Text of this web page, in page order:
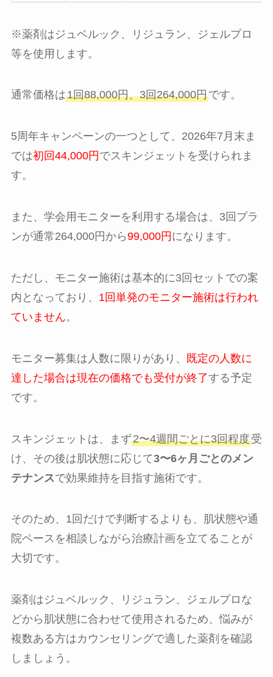
※薬剤はジュベルック、リジュラン、ジェルプロ
等を使用します。
通常価格は1回88,000円、3回264,000円です。
5周年キャンペーンの一つとして、2026年7月末ま
では初回44,000円 でスキンジェットを受けられま
す。
また、学会用モニターを利用する場合は、3回プラ
ンが通常264,000円から99,000円 になります。
ただし、モニター施術は基本的に3回セットでの案
内となっており、 1回単発のモニター施術は行われ
ていません。
モニター募集は人数に限りがあり、
既定の人数に
達した場合は現在の価格でも受付が終了する予定
です。
スキンジェットは、まず2〜4週間ごとに3回程度受
け、その後は肌状態に応じて3〜6ヶ月ごとのメン
テナンスで効果維持を目指す施術です。
そのため、1回だけで判断するよりも、肌状態や通
院ペースを相談しながら治療計画を立てることが
大切です。
薬剤はジュベルック、リジュラン、ジェルプロな
どから肌状態に合わせて使用されるため、悩みが
複数ある方はカウンセリングで適した薬剤を確認
しましょう。